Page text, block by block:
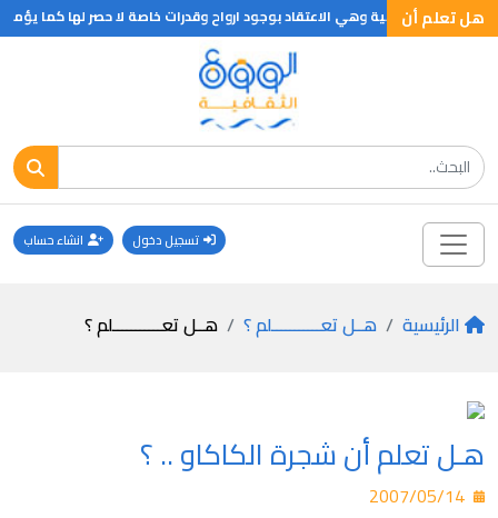
هل تعلم أن
الديانه الاحيائية وهي الاعتقاد بوجود ارواح وقدرات خاصة لا حصر لها كما
تسجيل دخول انشاء حساب
الرئيسية هــل تعـــــــــــلم ؟ هــل تعـــــــــــلم ؟
هـل تعلم أن شجرة الكاكاو .. ؟